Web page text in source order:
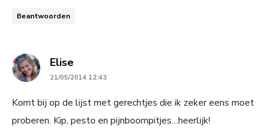
Beantwoorden
Elisesays:
21/05/2014 12:43
Komt bij op de lijst met gerechtjes die ik zeker eens moet
proberen. Kip, pesto en pijnboompitjes…heerlijk!